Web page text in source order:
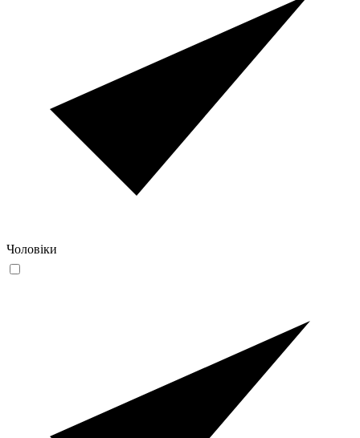
Чоловіки